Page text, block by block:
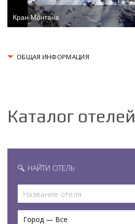
Кран Монтана
ОБЩАЯ ИНФОРМАЦИЯ
Каталог отелей
НАЙТИ ОТЕЛЬ
Город — Все